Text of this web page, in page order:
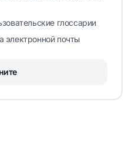
глоссарии
электронной почты